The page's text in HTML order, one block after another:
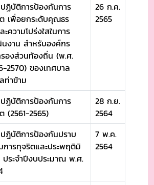
ฏิบัติการป้องกันการ
เพื่อยกระดับคุณธร
ะความโปร่งใสในการ
นงาน สำหรับองค์กร
องส่วนท้องถิ่น (พ.ศ.
2570) ของเทศบาล
ท่าข้าม
26 ก.ค.
2565
ฏิบัติการป้องกันการ
(2561-2565)
28 ก.ย.
2564
ฎิบัติการป้องกันปราบ
การทุจริตและประพฤติมิ
ระจำปีงบประมาณ พ.ศ.
7 พ.ค.
2564